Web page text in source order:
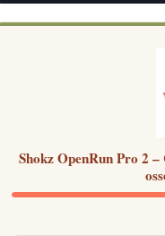
Shokz OpenRun Pro 2